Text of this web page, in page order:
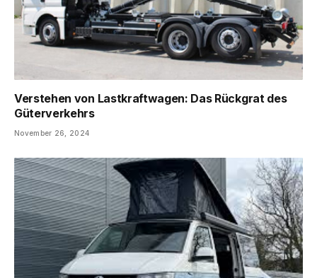
Verstehen von Lastkraftwagen: Das Rückgrat des
Güterverkehrs
November 26, 2024